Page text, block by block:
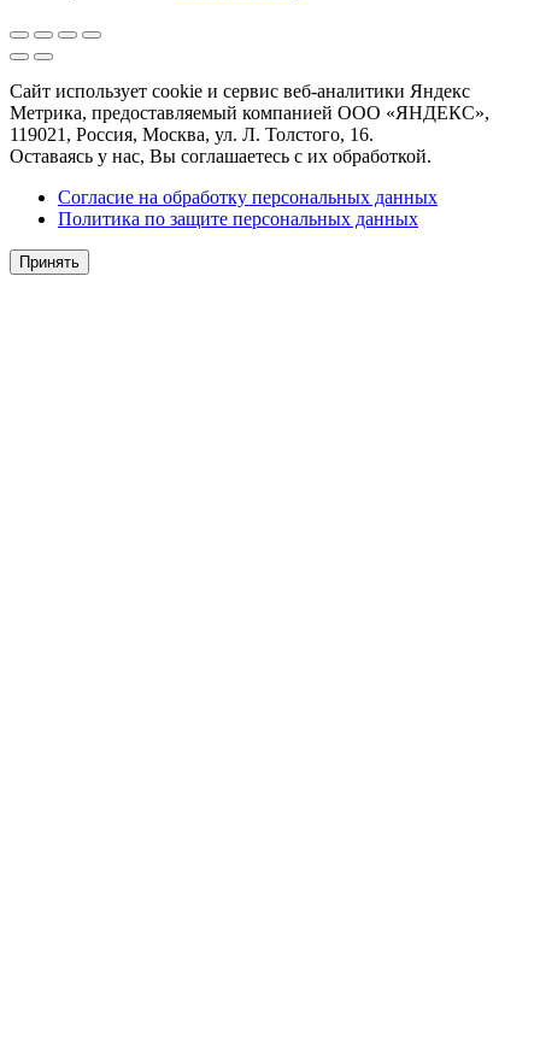
Сайт использует cookie и сервис веб-аналитики Яндекс
Метрика, предоставляемый компанией ООО «ЯНДЕКС»,
119021, Россия, Москва, ул. Л. Толстого, 16.
Оставаясь у нас, Вы соглашаетесь с их обработкой.
Согласие на обработку персональных данных
Политика по защите персональных данных
Принять